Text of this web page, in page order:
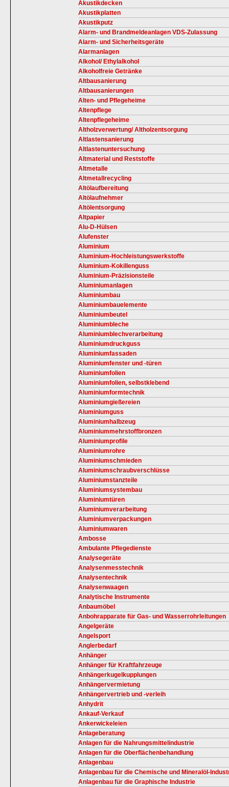
Akustikdecken
Akustikplatten
Akustikputz
Alarm- und Brandmeldeanlagen VDS-Zulassung
Alarm- und Sicherheitsgeräte
Alarmanlagen
Alkohol/ Ethylalkohol
Alkoholfreie Getränke
Altbausanierung
Altbausanierungen
Alten- und Pflegeheime
Altenpflege
Altenpflegeheime
Altholzverwertung/ Altholzentsorgung
Altlastensanierung
Altlastenuntersuchung
Altmaterial und Reststoffe
Altmetalle
Altmetallrecycling
Altölaufbereitung
Altölaufnehmer
Altölentsorgung
Altpapier
Alu-D-Hülsen
Alufenster
Aluminium
Aluminium-Hochleistungswerkstoffe
Aluminium-Kokillenguss
Aluminium-Präzisionsteile
Aluminiumanlagen
Aluminiumbau
Aluminiumbauelemente
Aluminiumbeutel
Aluminiumbleche
Aluminiumblechverarbeitung
Aluminiumdruckguss
Aluminiumfassaden
Aluminiumfenster und -türen
Aluminiumfolien
Aluminiumfolien, selbstklebend
Aluminiumformtechnik
Aluminiumgießereien
Aluminiumguss
Aluminiumhalbzeug
Aluminiummehrstoffbronzen
Aluminiumprofile
Aluminiumrohre
Aluminiumschmieden
Aluminiumschraubverschlüsse
Aluminiumstanzteile
Aluminiumsystembau
Aluminiumtüren
Aluminiumverarbeitung
Aluminiumverpackungen
Aluminiumwaren
Ambosse
Ambulante Pflegedienste
Analysegeräte
Analysenmesstechnik
Analysentechnik
Analysenwaagen
Analytische Instrumente
Anbaumöbel
Anbohrapparate für Gas- und Wasserrohrleitungen
Angelgeräte
Angelsport
Anglerbedarf
Anhänger
Anhänger für Kraftfahrzeuge
Anhängerkugelkupplungen
Anhängervermietung
Anhängervertrieb und -verleih
Anhydrit
Ankauf-Verkauf
Ankerwickeleien
Anlageberatung
Anlagen für die Nahrungsmittelindustrie
Anlagen für die Oberflächenbehandlung
Anlagenbau
Anlagenbau für die Chemische und Mineralöl-
Anlagenbau für die Graphische Industrie